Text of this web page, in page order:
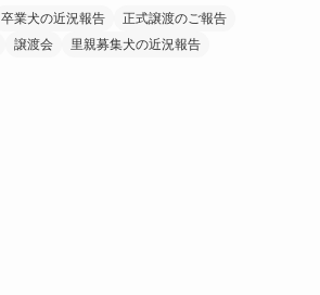
卒業犬の近況報告
正式譲渡のご報告
譲渡会 里親募集犬の近況報告